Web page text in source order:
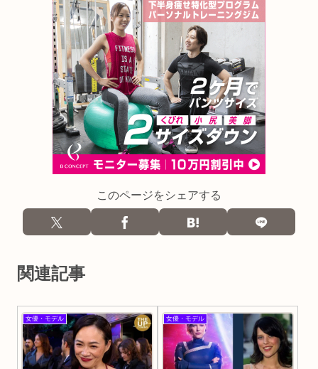
このページをシェアする
関連記事
女優・モデル 女優・モデル